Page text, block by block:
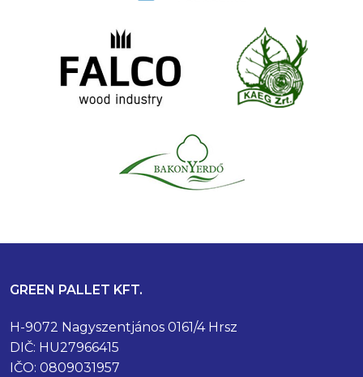
GREEN PALLET KFT.
H-9072 Nagyszentjános 0161/4 Hrsz
DIČ: HU27966415
IČO: 0809031957